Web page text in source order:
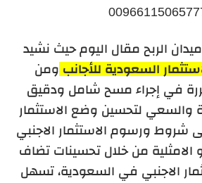
الربح مقال اليوم حيث نشيد
السعودية للأجانب ومن
في إجراء مسح شامل ودقيق
والسعي لتحسين وضع الاستثمار
شروط ورسوم الاستثمار الاجنبي
من خلال تحسينات تضاف
الاجنبي في السعودية، تسهل